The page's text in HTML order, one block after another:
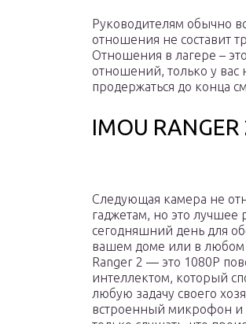
Руководителям обычно
отношения не составит
Отношения в лагере –
отношений, только у
продержаться до конца
IMOU RANGER
Следующая камера не
гаджетам, но это
сегодняшний день для
вашем доме или в
Ranger 2 — это 1080P
интеллектом, который
любую задачу своего
встроенный микрофон